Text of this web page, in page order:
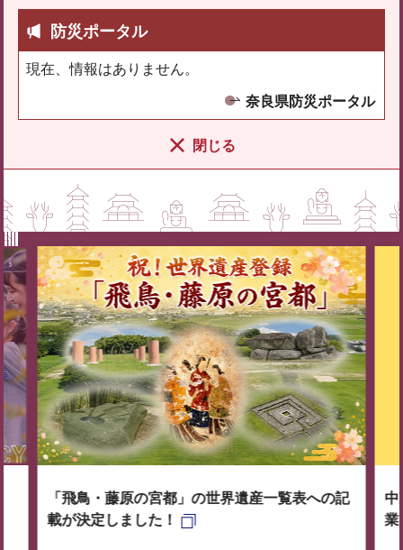
防災ポータル
現在、情報はありません。
奈良県防災ポータル
閉じる
「飛鳥・藤原の宮都」の世界遺産一覧表への記
載が決定しました！
中
業